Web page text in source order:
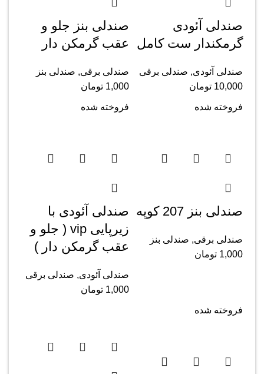
صندلی آئودی
گرمکندار ست کامل
صندلی آئودی, صندلی برقی
10,000 تومان
صندلی بنز جلو و
عقب گرمکن دار
صندلی برقی, صندلی بنز
1,000 تومان
فروخته شده
صندلی بنز 207 کوپه
صندلی برقی, صندلی بنز
1,000 تومان
فروخته شده
صندلی آئودی با
زیرپایی vip ( جلو و
عقب گرمکن دار )
صندلی آئودی, صندلی برقی
1,000 تومان
فروخته شده